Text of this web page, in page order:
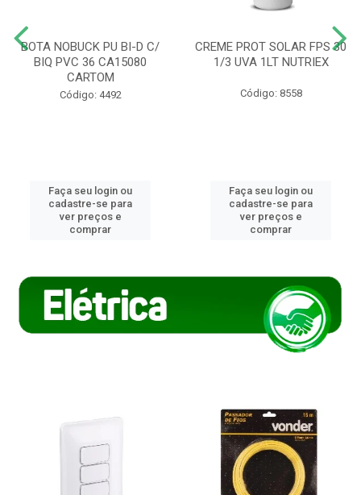
BOTA NOBUCK PU BI-D C/
BIQ PVC 36 CA15080
CARTOM
Código: 4492
Faça seu login ou
cadastre-se para
ver preços e
comprar
CREME PROT SOLAR FPS 30
1/3 UVA 1LT NUTRIEX
Código: 8558
Faça seu login ou
cadastre-se para
ver preços e
comprar